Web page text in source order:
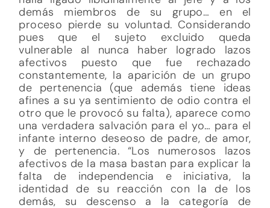
demás miembros de su grupo… en el
proceso pierde su voluntad. Considerando
pues que el sujeto excluido queda
vulnerable al nunca haber logrado lazos
afectivos puesto que fue rechazado
constantemente, la aparición de un grupo
de pertenencia (que además tiene ideas
afines a su ya sentimiento de odio contra el
otro que le provocó su falta), aparece como
una verdadera salvación para el yo… para el
infante interno deseoso de padre, de amor,
y de pertenencia. “Los numerosos lazos
afectivos de la masa bastan para explicar la
falta de independencia e iniciativa, la
identidad de su reacción con la de los
demás, su descenso a la categoría de